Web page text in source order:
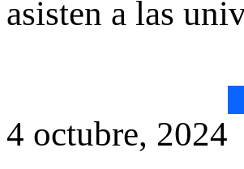
asisten a las
4 octubre, 2024